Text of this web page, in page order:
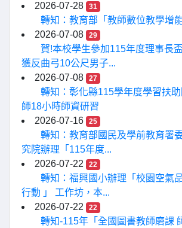
2026-07-28
31
轉知：教育部「教師數位教學增
2026-07-08
29
賀!本校學生參加115年度理事長
獲反曲弓10公尺男子...
2026-07-08
27
轉知：彰化縣115學年度學習扶
師18小時師資研習
2026-07-16
25
轉知：教育部國民及學前教育署
究院辦理「115年度...
2026-07-22
22
轉知：福興國小辦理「校園空氣
行動 」 工作坊，本...
2026-07-22
22
轉知-115年「全國圖書教師磨課